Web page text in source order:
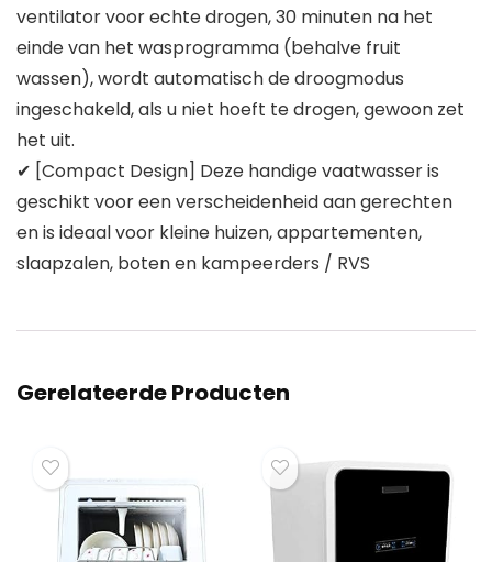
ventilator voor echte drogen, 30 minuten na het
einde van het wasprogramma (behalve fruit
wassen), wordt automatisch de droogmodus
ingeschakeld, als u niet hoeft te drogen, gewoon zet
het uit.
✔ [Compact Design] Deze handige vaatwasser is
geschikt voor een verscheidenheid aan gerechten
en is ideaal voor kleine huizen, appartementen,
slaapzalen, boten en kampeerders / RVS
Gerelateerde Producten